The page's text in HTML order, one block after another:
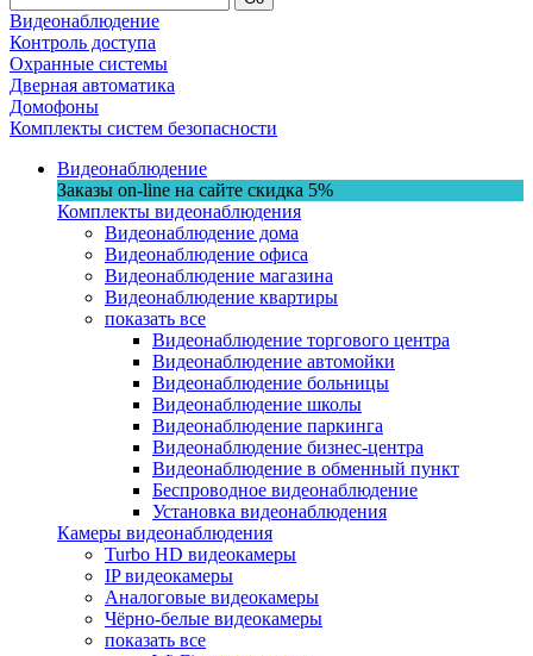
Видеонаблюдение
Контроль доступа
Охранные системы
Дверная автоматика
Домофоны
Комплекты систем безопасности
Видеонаблюдение
Заказы on-line на сaйте скидка 5%
Комплекты видеонаблюдения
Видеонаблюдение дома
Видеонаблюдение офиса
Видеонаблюдение магазина
Видеонаблюдение квартиры
показать все
Видеонаблюдение торгового центра
Видеонаблюдение автомойки
Видеонаблюдение больницы
Видеонаблюдение школы
Видеонаблюдение паркинга
Видеонаблюдение бизнес-центра
Видеонаблюдение в обменный пункт
Беспроводное видеонаблюдение
Установка видеонаблюдения
Камеры видеонаблюдения
Turbo HD видеокамеры
IP видеокамеры
Аналоговые видеокамеры
Чёрно-белые видеокамеры
показать все